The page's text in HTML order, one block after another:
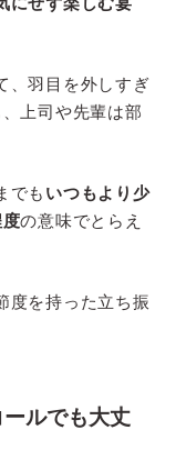
、羽目を外しすぎ
上司や先輩は部
でも いつもより少
の意味でとらえ
度を持った立ち振
ルでも大丈